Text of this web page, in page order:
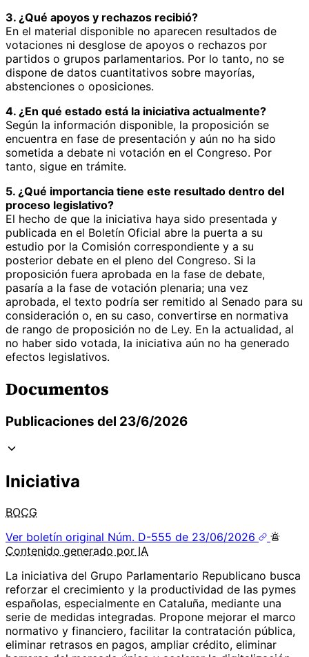
3. ¿Qué apoyos y rechazos recibió?
En el material disponible no aparecen resultados de
votaciones ni desglose de apoyos o rechazos por
partidos o grupos parlamentarios. Por lo tanto, no se
dispone de datos cuantitativos sobre mayorías,
abstenciones o oposiciones.
4. ¿En qué estado está la iniciativa actualmente?
Según la información disponible, la proposición se
encuentra en fase de presentación y aún no ha sido
sometida a debate ni votación en el Congreso. Por
tanto, sigue en trámite.
5. ¿Qué importancia tiene este resultado dentro del
proceso legislativo?
El hecho de que la iniciativa haya sido presentada y
publicada en el Boletín Oficial abre la puerta a su
estudio por la Comisión correspondiente y a su
posterior debate en el pleno del Congreso. Si la
proposición fuera aprobada en la fase de debate,
pasaría a la fase de votación plenaria; una vez
aprobada, el texto podría ser remitido al Senado para su
consideración o, en su caso, convertirse en normativa
de rango de proposición no de Ley. En la actualidad, al
no haber sido votada, la iniciativa aún no ha generado
efectos legislativos.
Documentos
Publicaciones del 23/6/2026
Iniciativa
BOCG
Ver boletín original Núm. D-555 de 23/06/2026
Contenido generado por IA
La iniciativa del Grupo Parlamentario Republicano busca
reforzar el crecimiento y la productividad de las pymes
españolas, especialmente en Cataluña, mediante una
serie de medidas integradas. Propone mejorar el marco
normativo y financiero, facilitar la contratación pública,
eliminar retrasos en pagos, ampliar crédito, eliminar